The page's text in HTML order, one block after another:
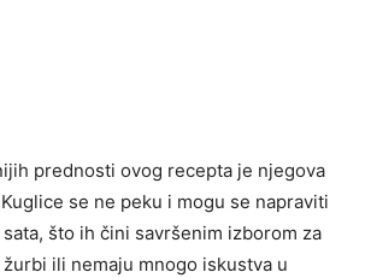
prednosti ovog recepta je njegova
se ne peku i mogu se napraviti
što ih čini savršenim izborom za
ili nemaju mnogo iskustva u